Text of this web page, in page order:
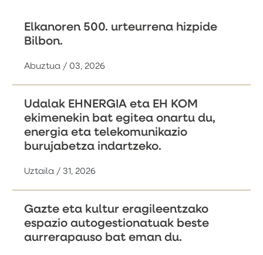
Elkanoren 500. urteurrena hizpide
Bilbon.
Abuztua / 03, 2026
Udalak EHNERGIA eta EH KOM
ekimenekin bat egitea onartu du,
energia eta telekomunikazio
burujabetza indartzeko.
Uztaila / 31, 2026
Gazte eta kultur eragileentzako
espazio autogestionatuak beste
aurrerapauso bat eman du.